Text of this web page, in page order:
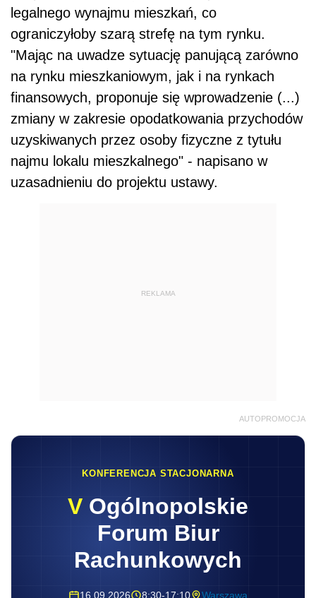
legalnego wynajmu mieszkań, co
ograniczyłoby szarą strefę na tym rynku.
"Mając na uwadze sytuację panującą zarówno
na rynku mieszkaniowym, jak i na rynkach
finansowych, proponuje się wprowadzenie (...)
zmiany w zakresie opodatkowania przychodów
uzyskiwanych przez osoby fizyczne z tytułu
najmu lokalu mieszkalnego" - napisano w
uzasadnieniu do projektu ustawy.
REKLAMA
AUTOPROMOCJA
KONFERENCJA STACJONARNA
V Ogólnopolskie
Forum Biur
Rachunkowych
16.09.2026 8:30-17:10 Warszawa